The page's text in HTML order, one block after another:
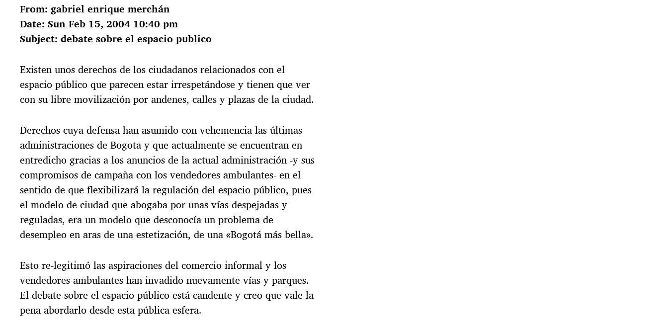
From: gabriel enrique merchán
Date: Sun Feb 15, 2004 10:40 pm
Subject: debate sobre el espacio publico
Existen unos derechos de los ciudadanos relacionados con el
espacio público que parecen estar irrespetándose y tienen que ver
con su libre movilización por andenes, calles y plazas de la ciudad.
Derechos cuya defensa han asumido con vehemencia las últimas
administraciones de Bogota y que actualmente se encuentran en
entredicho gracias a los anuncios de la actual administración -y sus
compromisos de campaña con los vendedores ambulantes- en el
sentido de que flexibilizará la regulación del espacio público, pues
el modelo de ciudad que abogaba por unas vías despejadas y
reguladas, era un modelo que desconocía un problema de
desempleo en aras de una estetización, de una «Bogotá más bella».
Esto re-legitimó las aspiraciones del comercio informal y los
vendedores ambulantes han invadido nuevamente vías y parques.
El debate sobre el espacio público está candente y creo que vale la
pena abordarlo desde esta pública esfera.